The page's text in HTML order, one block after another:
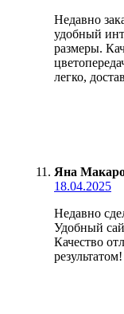
Недавно
удобный
размеры.
легко,
Яна
18.04.2025
Недавно
Удобный
Качество
результатом!